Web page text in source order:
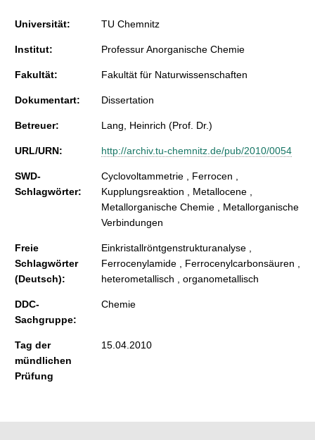
Universität: TU Chemnitz
Institut: Professur Anorganische Chemie
Fakultät: Fakultät für Naturwissenschaften
Dokumentart: Dissertation
Betreuer: Lang, Heinrich (Prof. Dr.)
URL/URN: http://archiv.tu-chemnitz.de/pub/2010/0054
SWD-
Schlagwörter:
Cyclovoltammetrie , Ferrocen ,
Kupplungsreaktion , Metallocene ,
Metallorganische Chemie , Metallorganische
Verbindungen
Freie
Schlagwörter
(Deutsch):
Einkristallröntgenstrukturanalyse ,
Ferrocenylamide , Ferrocenylcarbonsäuren ,
heterometallisch , organometallisch
DDC-
Sachgruppe:
Chemie
Tag der
mündlichen
Prüfung
15.04.2010